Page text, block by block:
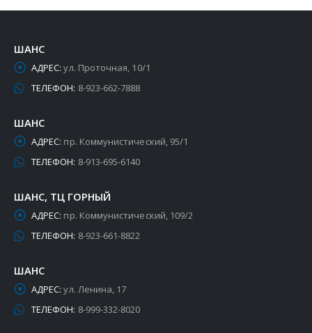
ШАНС
АДРЕС: ул. Проточная, 10/1
ТЕЛЕФОН: 8-923-662-7888
ШАНС
АДРЕС: пр. Коммунистический, 95/1
ТЕЛЕФОН: 8-913-695-6140
ШАНС, ТЦ ГОРНЫЙ
АДРЕС: пр. Коммунистический, 109/2
ТЕЛЕФОН: 8-923-661-8822
ШАНС
АДРЕС: ул. Ленина, 17
ТЕЛЕФОН: 8-999-332-8020